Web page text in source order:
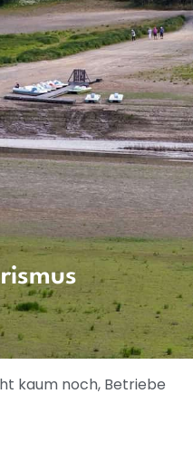
kaum noch, Betriebe